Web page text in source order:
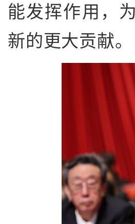
能发挥作用，
新的更大贡献。